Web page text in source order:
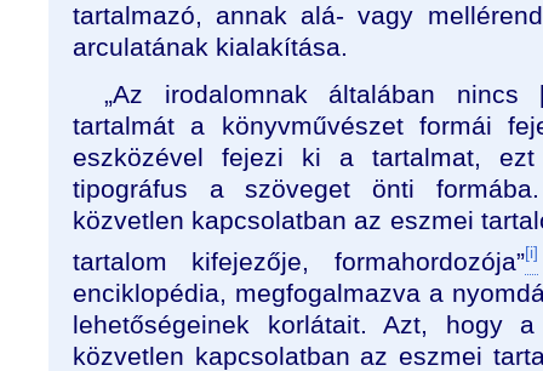
tartalmazó, annak alá- vagy
arculatának kialakítása.
„Az irodalomnak általában
tartalmát a könyvművészet formái
eszközével fejezi ki a tartalmat,
tipográfus a szöveget önti
közvetlen kapcsolatban az eszmei
tartalom kifejezője, formahordozója”[i]
enciklopédia, megfogalmazva a
lehetőségeinek korlátait. Azt, hogy
közvetlen kapcsolatban az eszmei